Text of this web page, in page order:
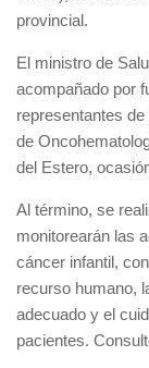
provincial.
El ministro de
acompañado por
representantes
de
del Estero,
Al término, se
monitorearán las
cáncer infantil,
recurso humano,
adecuado y el
pacientes.